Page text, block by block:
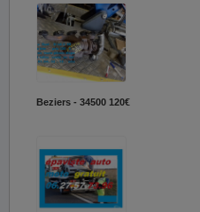
Beziers - 34500 120€